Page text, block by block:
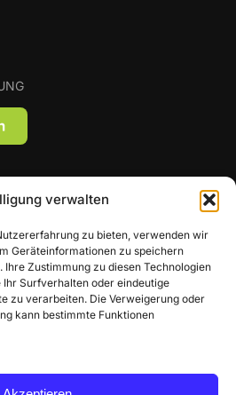
verwalten
zu bieten, verwenden wir
Geräteinformationen zu speichern
Zustimmung zu diesen Technologien
Surfverhalten oder eindeutige
zu verarbeiten. Die Verweigerung oder
kann bestimmte Funktionen